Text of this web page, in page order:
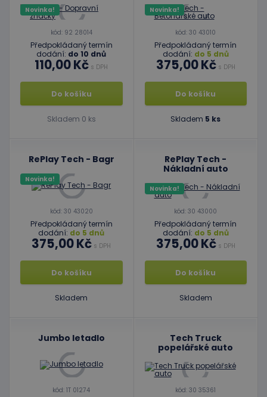
Novinka!
kód: 92 28014
Předpokládaný termín
dodání: do 10 dnů
110,00 Kč s DPH
Do košíku
Skladem 0 ks
Novinka!
kód: 30 43010
Předpokládaný termín
dodání: do 5 dnů
375,00 Kčs DPH
Do košíku
Skladem 5 ks
RePlay Tech - Bagr
Novinka!
kód: 30 43020
Předpokládaný termín
dodání: do 5 dnů
375,00 Kč s DPH
Do košíku
Skladem
RePlay Tech -
Nákladní auto
Novinka!
kód: 30 43000
Předpokládaný termín
dodání: do 5 dnů
375,00 Kčs DPH
Do košíku
Skladem
Jumbo letadlo
kód: 1T 01274
Tech Truck
popelářské auto
kód: 30 35361